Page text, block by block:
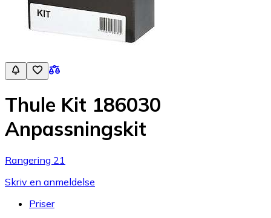
Thule Kit 186030
Anpassningskit
Rangering 21
Skriv en anmeldelse
Priser